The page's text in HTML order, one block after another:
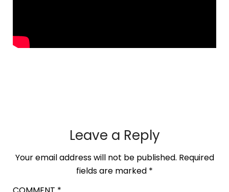
Leave a Reply
Your email address will not be published. Required
fields are marked *